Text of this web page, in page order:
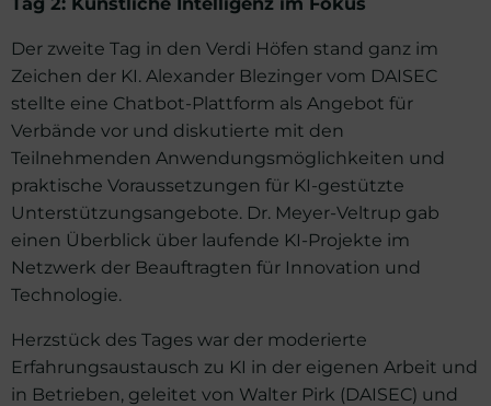
Der zweite Tag in den Verdi Höfen stand ganz im
Zeichen der KI. Alexander Blezinger vom DAISEC
stellte eine Chatbot-Plattform als Angebot für
Verbände vor und diskutierte mit den
Teilnehmenden Anwendungsmöglichkeiten und
praktische Voraussetzungen für KI-gestützte
Unterstützungsangebote. Dr. Meyer-Veltrup gab
einen Überblick über laufende KI-Projekte im
Netzwerk der Beauftragten für Innovation und
Technologie.
Herzstück des Tages war der moderierte
Erfahrungsaustausch zu KI in der eigenen Arbeit und
in Betrieben, geleitet von Walter Pirk (DAISEC) und